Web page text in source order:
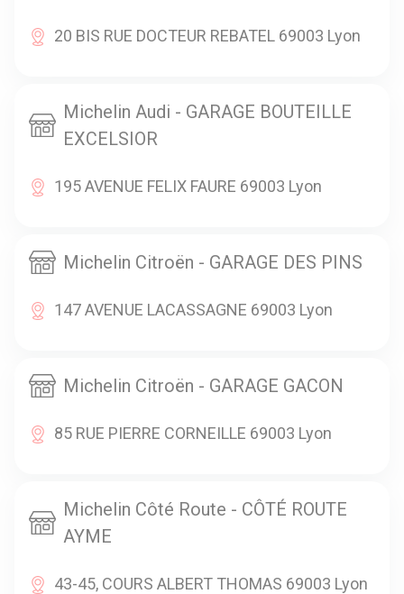
20 BIS RUE DOCTEUR REBATEL 69003 Lyon
Michelin Audi - GARAGE BOUTEILLE
EXCELSIOR
195 AVENUE FELIX FAURE 69003 Lyon
Michelin Citroën - GARAGE DES PINS
147 AVENUE LACASSAGNE 69003 Lyon
Michelin Citroën - GARAGE GACON
85 RUE PIERRE CORNEILLE 69003 Lyon
Michelin Côté Route - CÔTÉ ROUTE
AYME
43-45, COURS ALBERT THOMAS 69003 Lyon